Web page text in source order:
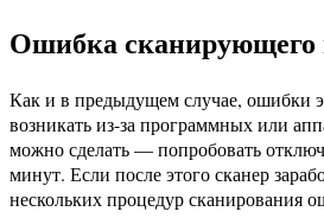
Ошибка сканирующего
Как и в предыдущем случае, ошибки
возникать из-за программных или
можно сделать — попробовать
минут. Если после этого сканер
нескольких процедур сканирования